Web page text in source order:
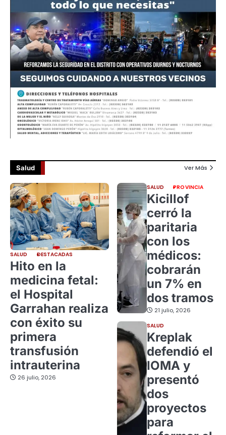
Salud Ver Más
SALUD DESTACADAS
Hito en la
medicina fetal:
el Hospital
Garrahan realiza
con éxito su
primera
transfusión
intrauterina
26 julio, 2026
SALUD PROVINCIA
Kicillof
cerró la
paritaria
con los
médicos:
cobrarán
un 7% en
dos tramos
21 julio, 2026
SALUD
Kreplak
defendió el
IOMA y
presentó
dos
proyectos
para